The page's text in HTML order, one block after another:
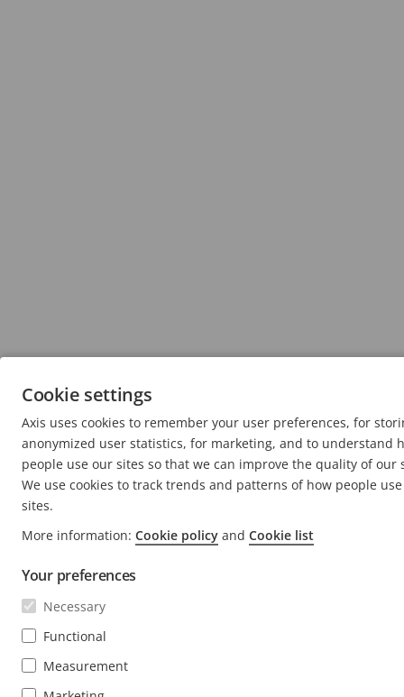
Cookie settings
Axis uses cookies to remember your user preferences, for
anonymized user statistics, for marketing, and to understand
people use our sites so that we can improve the quality of our
We use cookies to track trends and patterns of how people
sites.
More information: Cookie policy and Cookie list
Your preferences
Necessary
Functional
Measurement